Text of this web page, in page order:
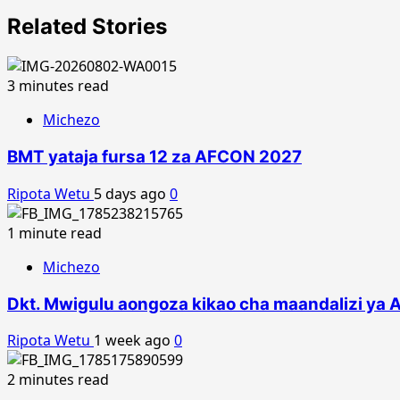
Related Stories
3 minutes read
Michezo
BMT yataja fursa 12 za AFCON 2027
Ripota Wetu 5 days ago 0
1 minute read
Michezo
Dkt. Mwigulu aongoza kikao cha maandalizi ya
Ripota Wetu 1 week ago 0
2 minutes read